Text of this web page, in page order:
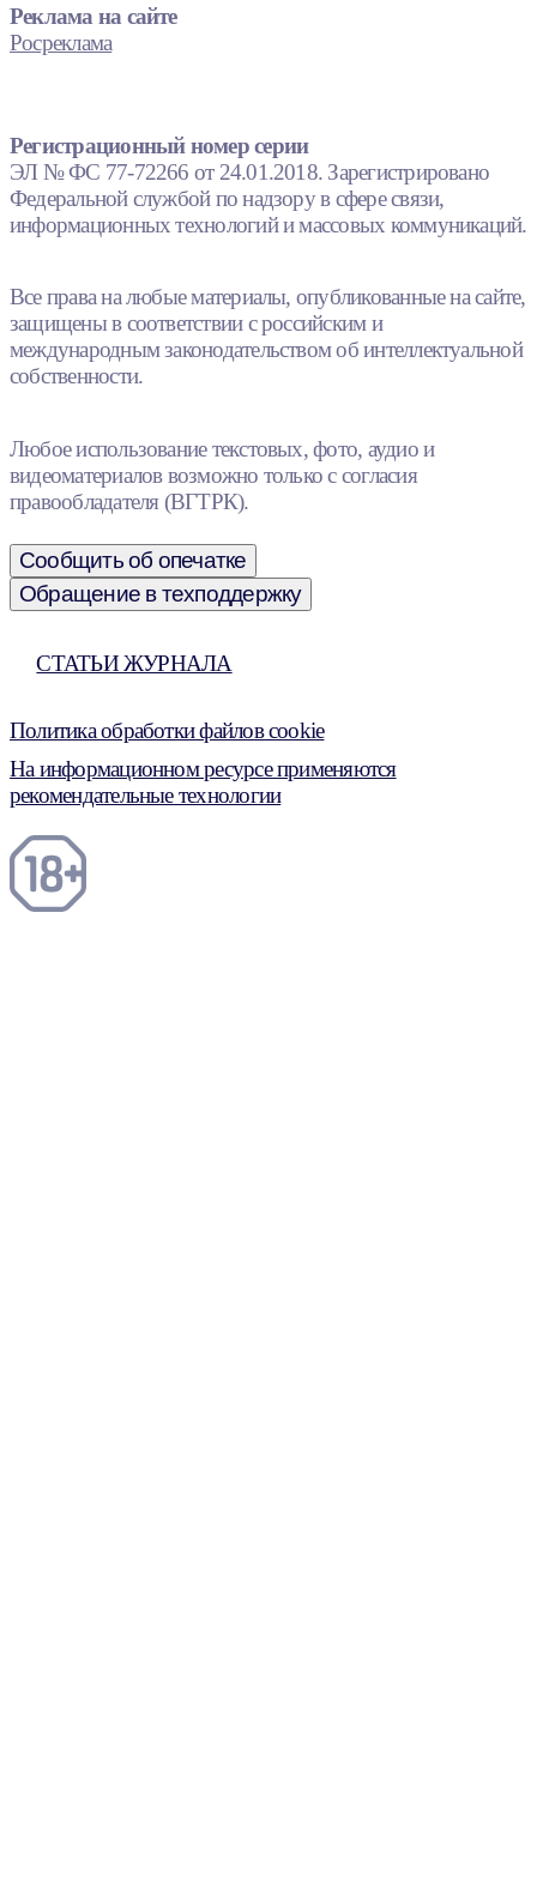
Реклама на сайте
Росреклама
Регистрационный номер серии
ЭЛ № ФС 77-72266 от 24.01.2018. Зарегистрировано
Федеральной службой по надзору в сфере связи,
информационных технологий и массовых коммуникаций.
Все права на любые материалы, опубликованные на сайте,
защищены в соответствии с российским и
международным законодательством об интеллектуальной
собственности.
Любое использование текстовых, фото, аудио и
видеоматериалов возможно только с согласия
правообладателя (ВГТРК).
Сообщить об опечатке
Обращение в техподдержку
СТАТЬИ ЖУРНАЛА
Политика обработки файлов cookie
На информационном ресурсе применяются
рекомендательные технологии